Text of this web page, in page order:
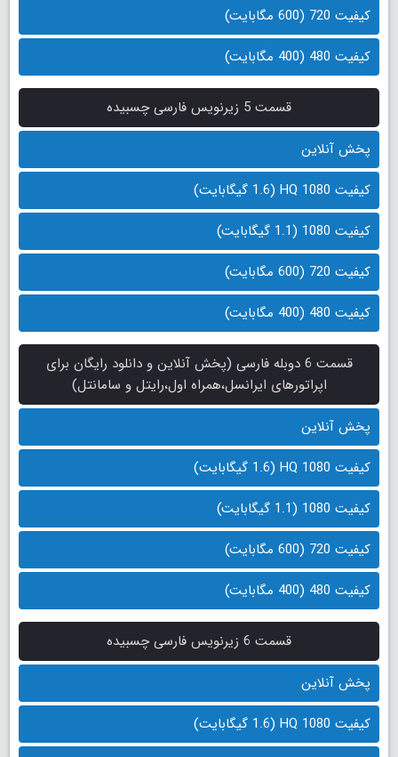
کیفیت 720 (600 مگابایت)
کیفیت 480 (400 مگابایت)
قسمت 5 زیرنویس فارسی چسبیده
پخش آنلاین
کیفیت 1080 HQ (1.6 گیگابایت)
کیفیت 1080 (1.1 گیگابایت)
کیفیت 720 (600 مگابایت)
کیفیت 480 (400 مگابایت)
قسمت 6 دوبله فارسی (پخش آنلاین و دانلود رایگان برای
اپراتورهای ایرانسل،همراه اول،رایتل و سامانتل)
پخش آنلاین
کیفیت 1080 HQ (1.6 گیگابایت)
کیفیت 1080 (1.1 گیگابایت)
کیفیت 720 (600 مگابایت)
کیفیت 480 (400 مگابایت)
قسمت 6 زیرنویس فارسی چسبیده
پخش آنلاین
کیفیت 1080 HQ (1.6 گیگابایت)